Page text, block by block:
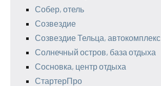
Собер, отель
Созвездие
Созвездие Тельца, автокомплекс
Солнечный остров, база отдыха
Сосновка, центр отдыха
СтартерПро